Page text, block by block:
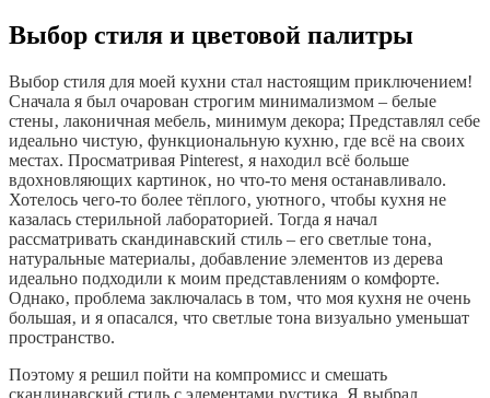
Выбор стиля и цветовой палитры
Выбор стиля для моей кухни стал настоящим приключением!
Сначала я был очарован строгим минимализмом – белые
стены‚ лаконичная мебель‚ минимум декора; Представлял себе
идеально чистую‚ функциональную кухню‚ где всё на своих
местах. Просматривая Pinterest‚ я находил всё больше
вдохновляющих картинок‚ но что-то меня останавливало.
Хотелось чего-то более тёплого‚ уютного‚ чтобы кухня не
казалась стерильной лабораторией. Тогда я начал
рассматривать скандинавский стиль – его светлые тона‚
натуральные материалы‚ добавление элементов из дерева
идеально подходили к моим представлениям о комфорте.
Однако‚ проблема заключалась в том‚ что моя кухня не очень
большая‚ и я опасался‚ что светлые тона визуально уменьшат
пространство.
Поэтому я решил пойти на компромисс и смешать